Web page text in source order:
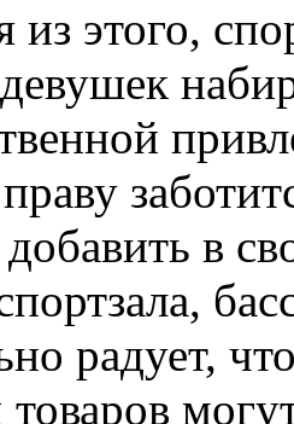
добавить в
радует,